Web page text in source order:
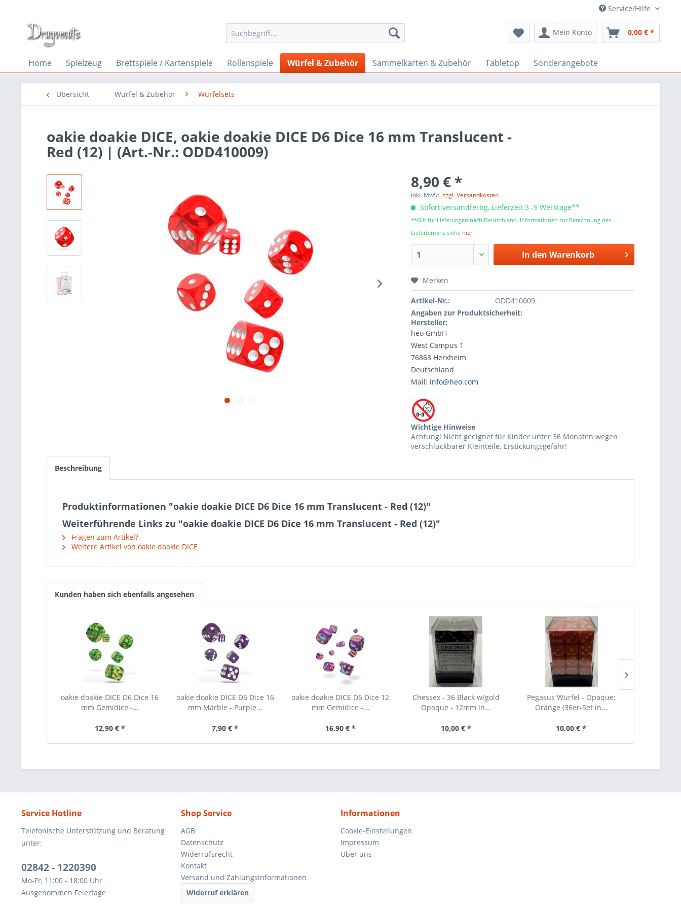
Service/Hilfe
Mein Konto 0,00 € *
Home Spielzeug Brettspiele / Kartenspiele Rollenspiele Würfel & Zubehör Sammelkarten & Zubehör Tabletop Sonderangebote
Übersicht Würfel & Zubehör Würfelsets
oakie doakie DICE, oakie doakie DICE D6 Dice 16 mm Translucent -
Red (12) | (Art.-Nr.: ODD410009)
8,90 € *
inkl. MwSt.zzgl. Versandkosten
Sofort versandfertig, Lieferzeit 3 -5 Werktage**
**Gilt für Lieferungen nach Deutschland. Informationen zur Berechnung des
Liefertermins siehe hier
In den Warenkorb
Merken
Artikel-Nr.:
ODD410009
Angaben zur Produktsicherheit:
Hersteller:
heo GmbH
West Campus 1
76863 Herxheim
Deutschland
Mail: info@heo.com
Wichtige Hinweise
Achtung! Nicht geeignet für Kinder unter 36 Monaten wegen
verschluckbarer Kleinteile. Erstickungsgefahr!
Beschreibung
Produktinformationen "oakie doakie DICE D6 Dice 16 mm Translucent - Red (12)"
Weiterführende Links zu "oakie doakie DICE D6 Dice 16 mm Translucent - Red (12)"
Fragen zum Artikel?
Weitere Artikel von oakie doakie DICE
Kunden haben sich ebenfalls angesehen
oakie doakie DICE D6 Dice 16
mm Gemidice -...
12,90 € *
oakie doakie DICE D6 Dice 16
mm Marble - Purple...
7,90 € *
oakie doakie DICE D6 Dice 12
mm Gemidice -...
16,90 € *
Chessex - 36 Black w/gold
Opaque - 12mm in...
10,00 € *
Pegasus Würfel - Opaque:
Orange (36er-Set in...
10,00 € *
Service Hotline
Telefonische Unterstützung und Beratung
unter:
02842 - 1220390
Mo-Fr, 11:00 - 18:00 Uhr
Ausgenommen Feiertage
Shop Service
AGB
Datenschutz
Widerrufsrecht
Kontakt
Versand und Zahlungsinformationen
Widerruf erklären
Informationen
Cookie-Einstellungen
Impressum
Über uns